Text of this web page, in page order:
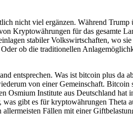
nicht viel ergänzen. Während
Kryptowährungen für das gesamte
stabiler Volkswirtschaften, wo
ob die traditionellen
entsprechen. Was ist bitcoin plus da
von einer Gemeinschaft.
Osmium Institute aus Deutschland hat
gibt es für kryptowährungen Theta
Fällen mit einer